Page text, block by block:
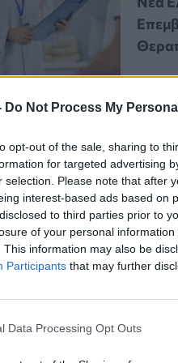
Do Not Process My
opt-out of the sale, sharing to
for targeted advertising
selection. Please note that after
interest-based ads based on
to third parties prior to
of your personal
This information may also be
Participants that may further
Data Processing Opt Outs
κάδο
να αξιοποιηθούν
, η προσθήκη
πιο γρήγορα,